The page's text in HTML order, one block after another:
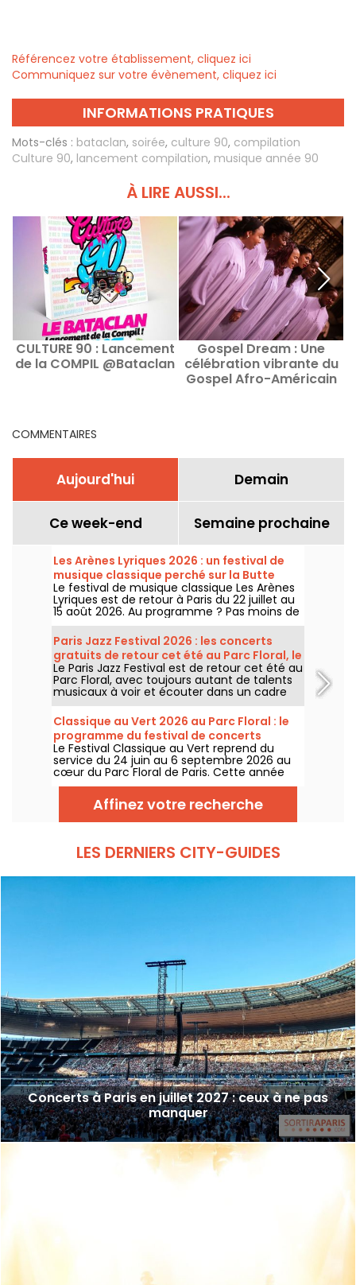
Référencez votre établissement, cliquez ici
Communiquez sur votre évènement, cliquez ici
INFORMATIONS PRATIQUES
Mots-clés : bataclan, soirée, culture 90, compilation
Culture 90, lancement compilation, musique année 90
À LIRE AUSSI...
CULTURE 90 : Lancement
de la COMPIL @Bataclan
Gospel Dream : Une
célébration vibrante du
Gospel Afro-Américain
COMMENTAIRES
Aujourd'hui Demain
Ce week-end Semaine prochaine
Les Arènes Lyriques 2026 : un festival de
musique classique perché sur la Butte
Montmartre
Le festival de musique classique Les Arènes
Lyriques est de retour à Paris du 22 juillet au
15 août 2026. Au programme ? Pas moins de
16 concerts donnés au sein des Arènes de
Montmartre, un cadre idyllique pour écouter
les grands classiques.
Paris Jazz Festival 2026 : les concerts
gratuits de retour cet été au Parc Floral, le
programme
Le Paris Jazz Festival est de retour cet été au
Parc Floral, avec toujours autant de talents
musicaux à voir et écouter dans un cadre
bucolique. Voici le programme des concerts
gratuits à découvrir du 24 juin au 6
septembre 2026 !
Classique au Vert 2026 au Parc Floral : le
programme du festival de concerts
gratuits
Le Festival Classique au Vert reprend du
service du 24 juin au 6 septembre 2026 au
cœur du Parc Floral de Paris. Cette année
encore, Classique au Vert invite les
mélomanes et les néophytes à prendre du
bon tempo et du beau temps auprès
d’artistes reconnus et en devenir.
Affinez votre recherche
LES DERNIERS CITY-GUIDES
Concerts à Paris en juillet 2027 : ceux à ne pas
manquer